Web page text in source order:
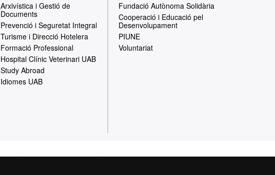
Arxivística i Gestió de
Documents
Prevenció i Seguretat Integral
Turisme i Direcció Hotelera
Formació Professional
Hospital Clínic Veterinari UAB
Study Abroad
Idiomes UAB
Fundació Autònoma Solidària
Cooperació i Educació pel
Desenvolupament
PIUNE
Voluntariat